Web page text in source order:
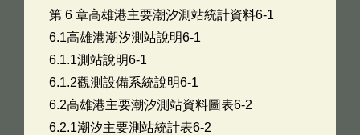
第 6 章高雄港主要潮汐測站統計資料6-1
6.1高雄港潮汐測站說明6-1
6.1.1測站說明6-1
6.1.2觀測設備系統說明6-1
6.2高雄港主要潮汐測站資料圖表6-2
6.2.1潮汐主要測站統計表6-2